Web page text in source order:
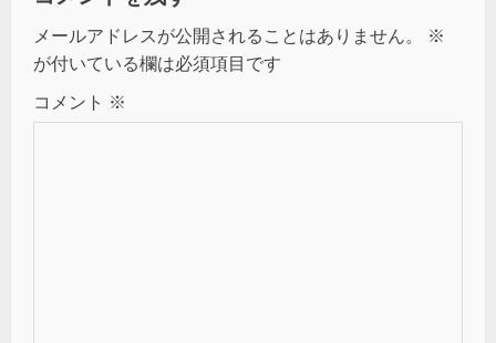
メールアドレスが公開されることはありません。
※
が付いている欄は必須項目です
コメント ※